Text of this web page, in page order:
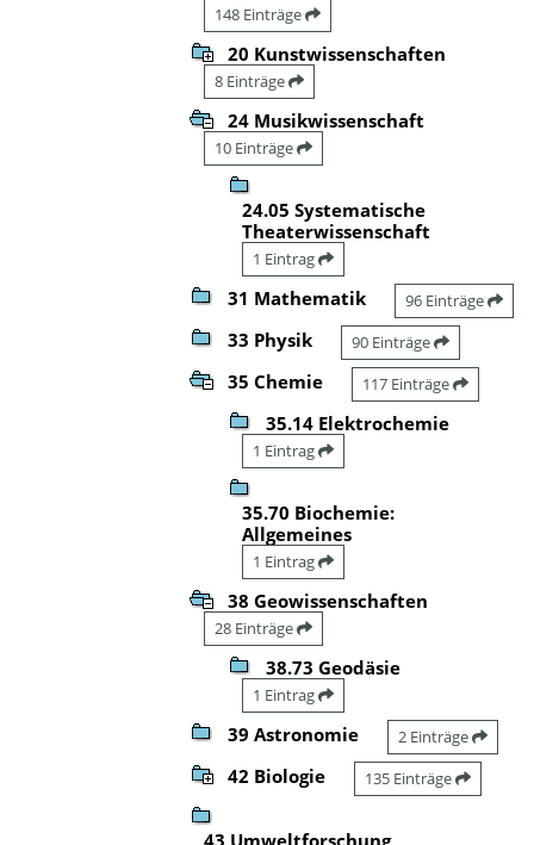
148 Einträge
20 Kunstwissenschaften
8 Einträge
24 Musikwissenschaft
10 Einträge
24.05 Systematische
Theaterwissenschaft
1 Eintrag
31 Mathematik 96 Einträge
33 Physik 90 Einträge
35 Chemie 117 Einträge
35.14 Elektrochemie
1 Eintrag
35.70 Biochemie:
Allgemeines
1 Eintrag
38 Geowissenschaften
28 Einträge
38.73 Geodäsie
1 Eintrag
39 Astronomie 2 Einträge
42 Biologie 135 Einträge
43 Umweltforschung,